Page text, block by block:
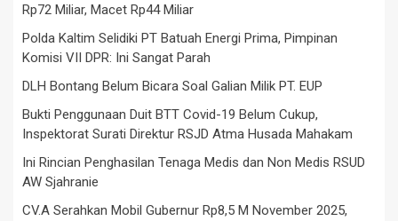
Rp72 Miliar, Macet Rp44 Miliar
Polda Kaltim Selidiki PT Batuah Energi Prima, Pimpinan
Komisi VII DPR: Ini Sangat Parah
DLH Bontang Belum Bicara Soal Galian Milik PT. EUP
Bukti Penggunaan Duit BTT Covid-19 Belum Cukup,
Inspektorat Surati Direktur RSJD Atma Husada Mahakam
Ini Rincian Penghasilan Tenaga Medis dan Non Medis RSUD
AW Sjahranie
CV.A Serahkan Mobil Gubernur Rp8,5 M November 2025,